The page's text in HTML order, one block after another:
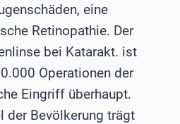
eine
Retinopathie. Der
bei Katarakt. ist
Operationen der
Eingriff überhaupt.
der Bevölkerung trägt